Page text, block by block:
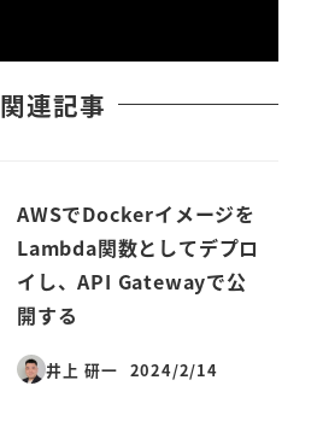
関連記事
AWSでDockerイメージを
Lambda関数としてデプロ
イし、API Gatewayで公
開する
井上 研一
投稿日
2024/2/14